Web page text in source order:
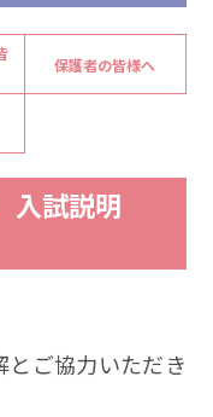
保護者の皆様へ
試説明
ご協力いただき